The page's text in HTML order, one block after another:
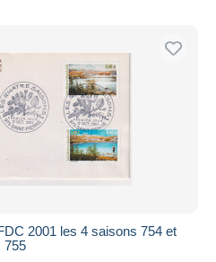
2001 les 4 saisons 754 et
755